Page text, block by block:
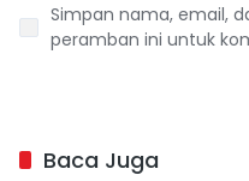
Simpan nama, email,
peramban ini untuk
Baca Juga